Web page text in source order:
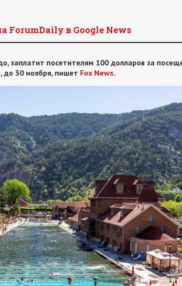
ForumDaily в Google News
заплатит посетителям 100 долларов за
до 30 ноября, пишет Fox News.